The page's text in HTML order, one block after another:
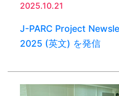
2025.10.21
J-PARC Project
2025 (英文) を発信